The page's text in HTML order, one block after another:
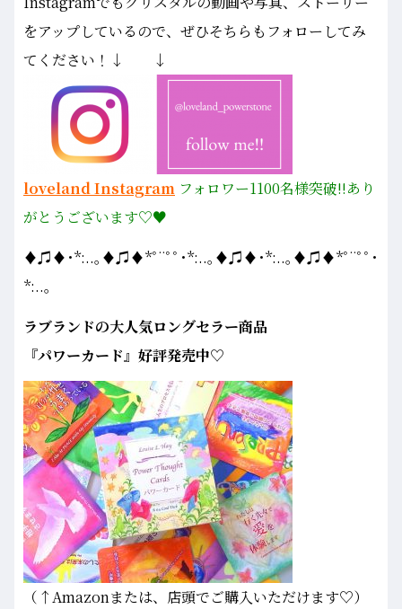
をアップしているので、ぜひそちらもフォローしてみ
てください！↓ ↓
loveland Instagram フォロワー1100名様突破!!あり
がとうございます♡♥
♦♫♦･*:..｡♦♫♦*ﾟ¨ﾟﾟ･*:..｡♦♫♦･*:..｡♦♫♦*ﾟ¨ﾟﾟ･
*:..｡
ラブランドの大人気ロングセラー商品
『パワーカード』好評発売中♡
（↑Amazonまたは、店頭でご購入いただけます♡）